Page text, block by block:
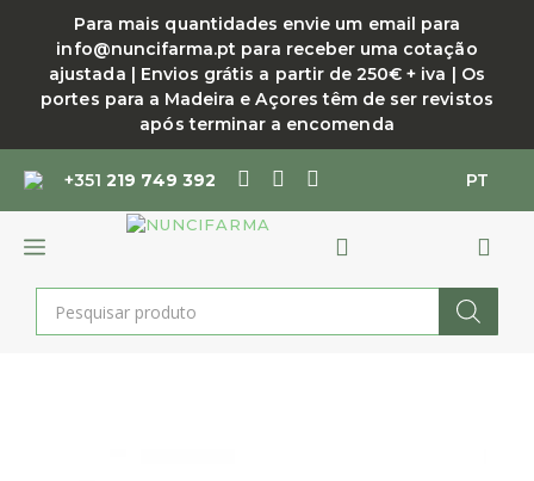
conteúdo
Para mais quantidades envie um email para
info@nuncifarma.pt para receber uma cotação
ajustada | Envios grátis a partir de 250€ + iva | Os
portes para a Madeira e Açores têm de ser revistos
após terminar a encomenda
+351219 749 392 PT
MENU
Products
search